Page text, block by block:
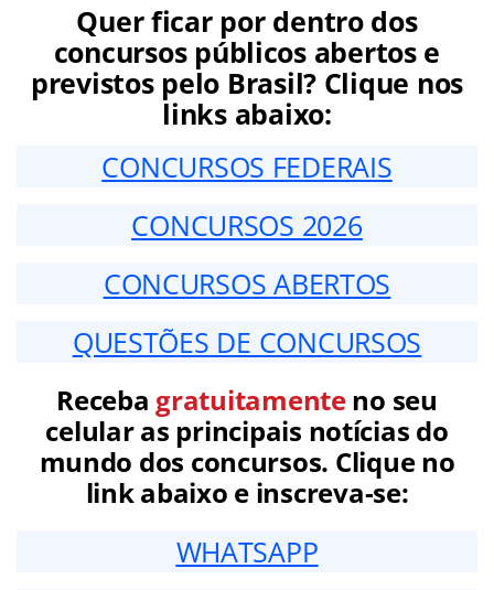
Quer ficar por dentro dos
concursos públicos abertos e
previstos pelo Brasil? Clique nos
links abaixo:
CONCURSOS FEDERAIS
CONCURSOS 2026
CONCURSOS ABERTOS
QUESTÕES DE CONCURSOS
Receba gratuitamenteno seu
celular as principais notícias do
mundo dos concursos. Clique no
link abaixo e inscreva-se:
WHATSAPP